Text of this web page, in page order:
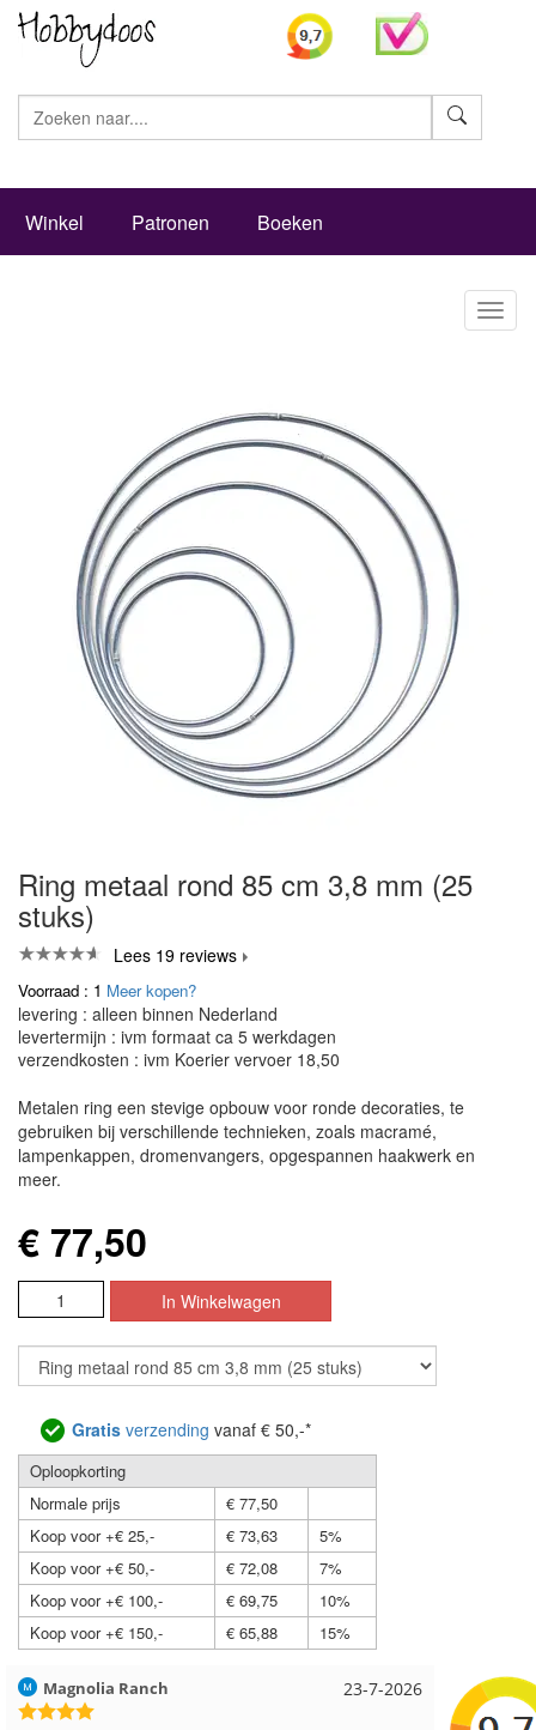
Winkel Patronen Boeken
Ring metaal rond 85 cm 3,8 mm (25
stuks)
Lees 19 reviews
Voorraad : 1 Meer kopen?
levering : alleen binnen Nederland
levertermijn : ivm formaat ca 5 werkdagen
verzendkosten : ivm Koerier vervoer 18,50
Metalen ring een stevige opbouw voor ronde decoraties, te
gebruiken bij verschillende technieken, zoals macramé,
lampenkappen, dromenvangers, opgespannen haakwerk en
meer.
€ 77,50
Gratis verzending vanaf € 50,-*
Oploopkorting
Normale prijs
€ 77,50
Koop voor +€ 25,-
€ 73,63
5%
Koop voor +€ 50,-
€ 72,08
7%
Koop voor +€ 100,-
€ 69,75
10%
Koop voor +€ 150,-
€ 65,88 15%
17-7-2026
Hilde uit Loyers Loes uit